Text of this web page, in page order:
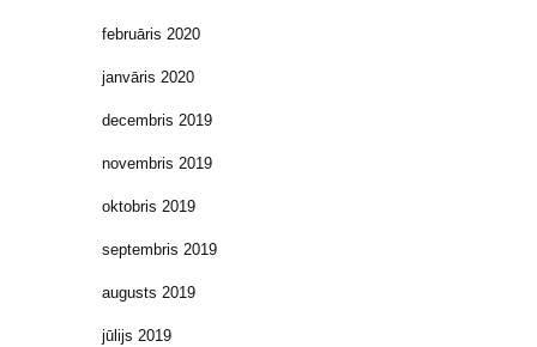
februāris 2020
janvāris 2020
decembris 2019
novembris 2019
oktobris 2019
septembris 2019
augusts 2019
jūlijs 2019